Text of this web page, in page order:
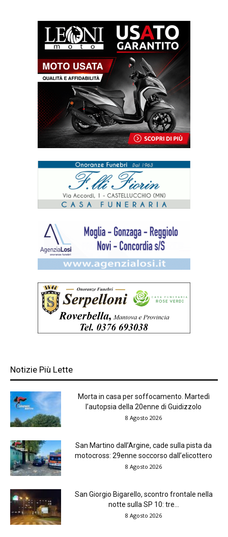
Notizie Più Lette
Morta in casa per soffocamento. Martedì
l’autopsia della 20enne di Guidizzolo
8 Agosto 2026
San Martino dall’Argine, cade sulla pista da
motocross: 29enne soccorso dall’elicottero
8 Agosto 2026
San Giorgio Bigarello, scontro frontale nella
notte sulla SP 10: tre...
8 Agosto 2026